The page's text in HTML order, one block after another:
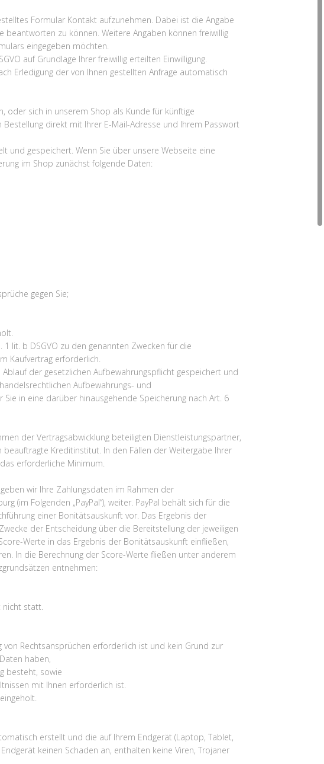
Formular Kontakt aufzunehmen. Dabei ist die Angabe
zu können. Weitere Angaben können freiwillig
eingegeben möchten.
auf Grundlage Ihrer freiwillig erteilten Einwilligung.
Erledigung der von Ihnen gestellten Anfrage automatisch
oder sich in unserem Shop als Kunde für künftige
direkt mit Ihrer E-Mail-Adresse und Ihrem Passwort
und gespeichert. Wenn Sie über unsere Webseite eine
im Shop zunächst folgende Daten:
gegen Sie;
lit. b DSGVO zu den genannten Zwecken für die
Kaufvertrag erforderlich.
der gesetzlichen Aufbewahrungspflicht gespeichert und
Aufbewahrungs- und
in eine darüber hinausgehende Speicherung nach Art. 6
der Vertragsabwicklung beteiligten Dienstleistungspartner,
Kreditinstitut. In den Fällen der Weitergabe Ihrer
erforderliche Minimum.
geben wir Ihre Zahlungsdaten im Rahmen der
(im Folgenden „PayPal“), weiter. PayPal behält sich für die
einer Bonitätsauskunft vor. Das Ergebnis der
der Entscheidung über die Bereitstellung der jeweiligen
Werte in das Ergebnis der Bonitätsauskunft einfließen,
In die Berechnung der Score-Werte fließen unter anderem
entnehmen:
nicht statt.
von Rechtsansprüchen erforderlich ist und kein Grund zur
haben,
besteht, sowie
mit Ihnen erforderlich ist.
erstellt und die auf Ihrem Endgerät (Laptop, Tablet,
keinen Schaden an, enthalten keine Viren, Trojaner